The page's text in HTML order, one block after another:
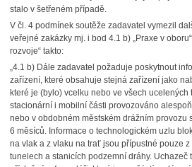
stalo v šetřeném případě.
V čl. 4 podmínek soutěže zadavatel vymezil
veřejné zakázky mj. i bod 4.1 b) „Praxe v
rozvoje“ takto:
„4.1 b) Dále zadavatel požaduje poskytnout
zařízení, které obsahuje stejná zařízení jako
které je (bylo) vcelku nebo ve všech
stacionární i mobilní části provozováno
nebo v obdobném městském drážním provozu
6 měsíců. Informace o technologickém uzlu
na vlak a z vlaku na trať jsou přípustné pouze
tunelech a stanicích podzemní dráhy.